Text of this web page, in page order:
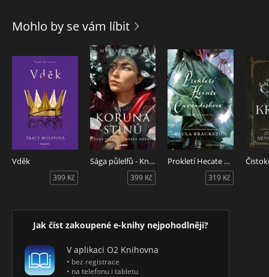
Mohlo by se vám líbit
Vděk
399 Kč
Sága půlelfů - Kniha druhá: Koruna stínů
399 Kč
Prokletí Hecate Cavendishové
319 Kč
Jak číst zakoupené e-knihy nejpohodlněji?
V aplikaci O2 Knihovna
• bez registrace
• na telefonu i tabletu